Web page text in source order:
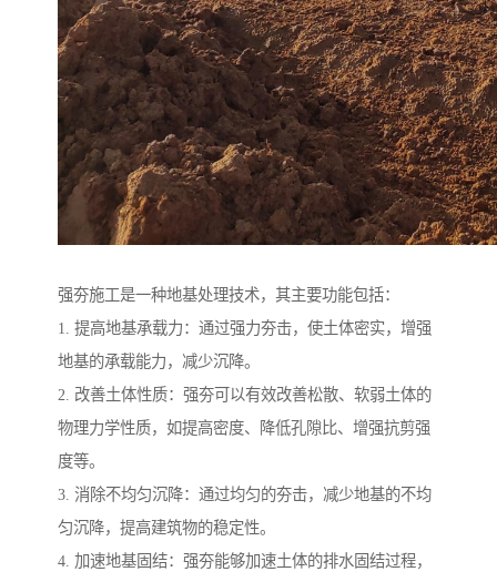
强夯施工是一种地基处理技术，其主要功能包括：
1. 提高地基承载力：通过强力夯击，使土体密实，增强
地基的承载能力，减少沉降。
2. 改善土体性质：强夯可以有效改善松散、软弱土体的
物理力学性质，如提高密度、降低孔隙比、增强抗剪强
度等。
3. 消除不均匀沉降：通过均匀的夯击，减少地基的不均
匀沉降，提高建筑物的稳定性。
4. 加速地基固结：强夯能够加速土体的排水固结过程，